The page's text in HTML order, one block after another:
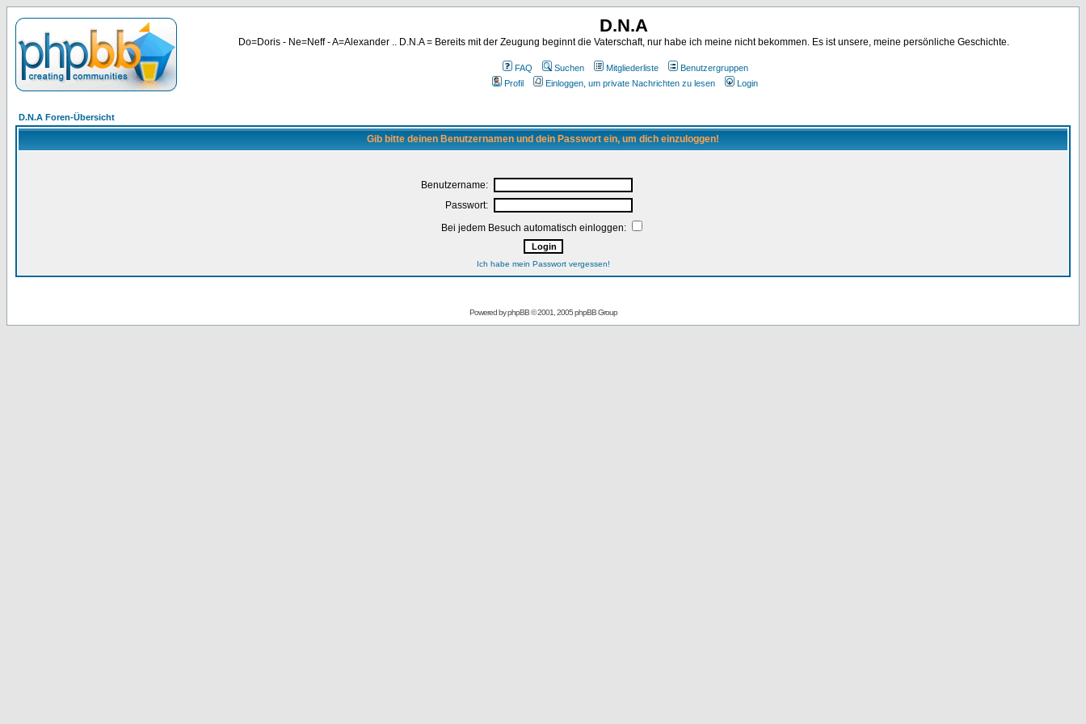
D.N.A
Do=Doris - Ne=Neff - A=Alexander .. D.N.A = Bereits mit der Zeugung beginnt die Vaterschaft, nur habe ich meine nicht bekommen. Es ist unsere, meine persönliche Geschichte.
FAQ Suchen Mitgliederliste
Benutzergruppen
Profil
Einloggen, um private Nachrichten zu lesen Login
D.N.A Foren-Übersicht
Gib bitte deinen Benutzernamen und dein Passwort ein, um dich einzuloggen!
Benutzername:
Passwort:
Bei jedem Besuch automatisch einloggen:
Ich habe mein Passwort vergessen!
Powered byphpBB© 2001, 2005 phpBB Group